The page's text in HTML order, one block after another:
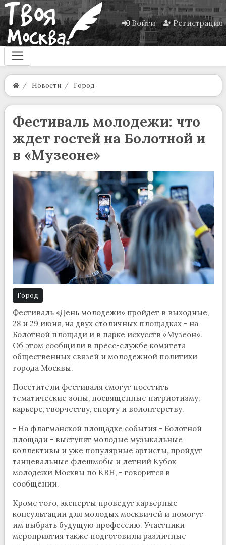
Войти Регистрация
Новости Город
Фестиваль молодежи: что
ждет гостей на Болотной и
в «Музеоне»
Город
Фестиваль «День молодежи» пройдет в выходные,
28 и 29 июня, на двух столичных площадках - на
Болотной площади и в парке искусств «Музеон».
Об этом сообщили в пресс-службе комитета
общественных связей и молодежной политики
города Москвы.
Посетители фестиваля смогут посетить
тематические зоны, посвященные патриотизму,
карьере, творчеству, спорту и волонтерству.
- На флагманской площадке события - Болотной
площади - выступят молодые музыкальные
коллективы и уже популярные артисты, пройдут
танцевальные флешмобы и летний Кубок
молодежи Москвы по КВН, - говорится в
сообщении.
Кроме того, эксперты проведут карьерные
консультации для молодых москвичей и помогут
им выбрать будущую профессию. Участники
мероприятия также подготовили различные